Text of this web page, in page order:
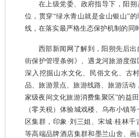
在上级党委、政府指导下，阳
位，贯穿“绿水青山就是金山银山”
线，在落实最严格生态保护机制的同
西部新闻网了解到，阳朔先后
街保护管理条例》、遇龙河旅游度
深入挖掘山水文化、民俗文化、古
品、旅游景点、旅游线路、旅游活
家级夜间文化旅游消费集聚区”的益
（零关税）体验城戏楼、乌布小镇
区集群，印象·刘三姐、宋城·桂林
等高端品牌酒店集群和墨兰山舍、